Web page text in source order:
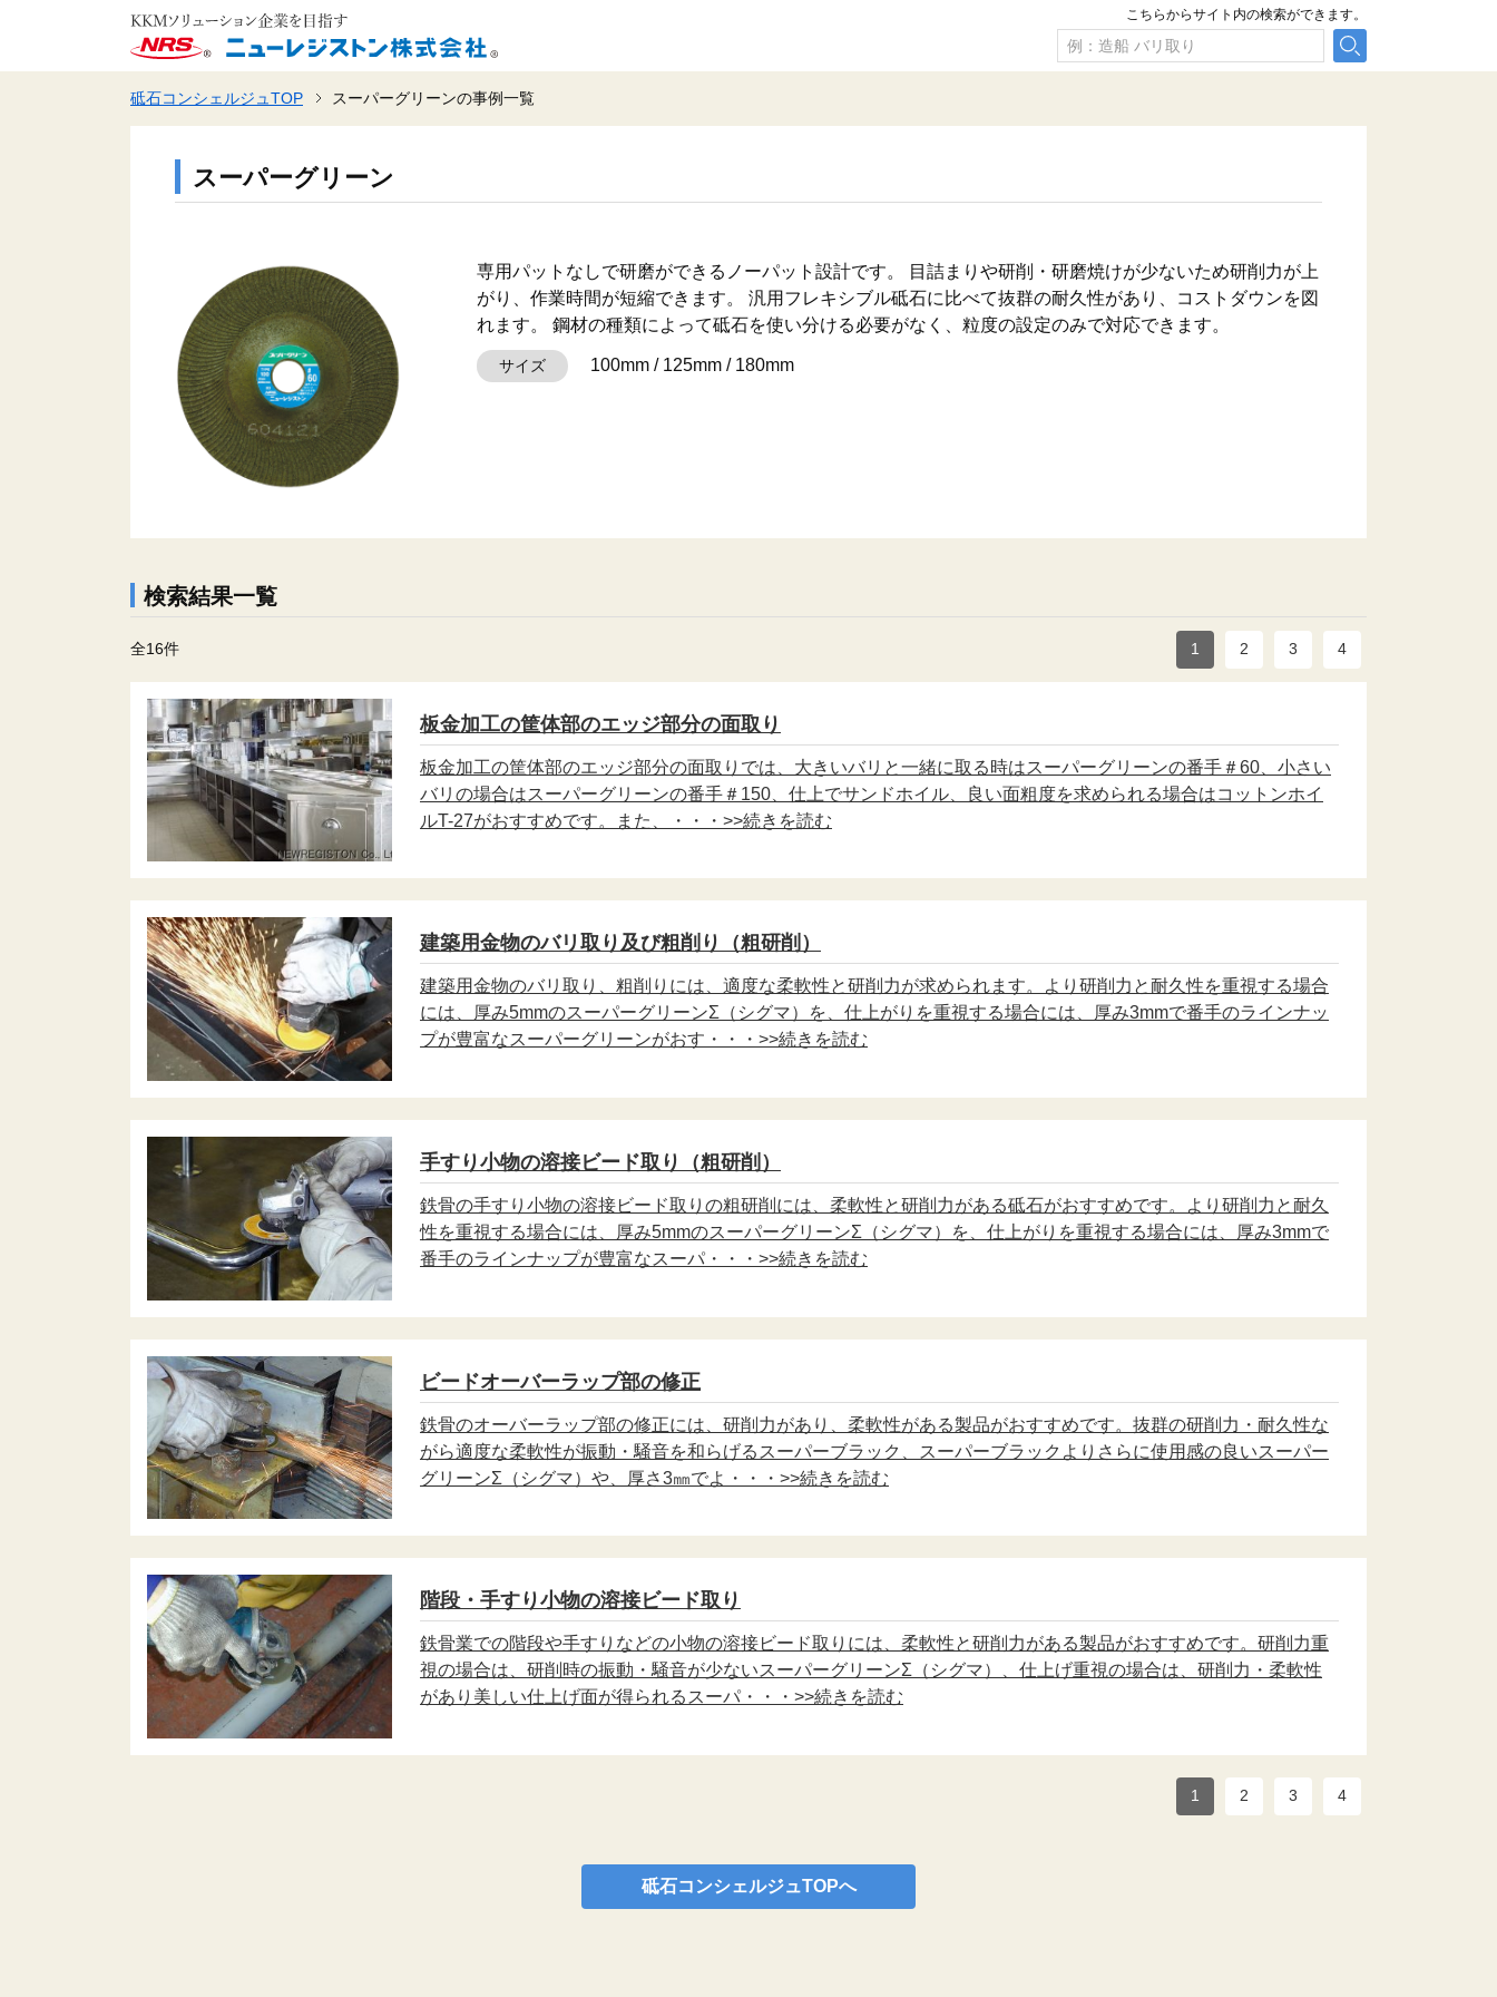
こちらからサイト内の検索ができます。
砥石コンシェルジュTOP スーパーグリーンの事例一覧
スーパーグリーン
専用パットなしで研磨ができるノーパット設計です。 目詰まりや研削・研磨焼けが少ないため研削力が上
がり、作業時間が短縮できます。 汎用フレキシブル砥石に比べて抜群の耐久性があり、コストダウンを図
れます。 鋼材の種類によって砥石を使い分ける必要がなく、粒度の設定のみで対応できます。
サイズ 100mm / 125mm / 180mm
検索結果一覧
全16件 1 2 3 4
板金加工の筐体部のエッジ部分の面取り
板金加工の筐体部のエッジ部分の面取りでは、大きいバリと一緒に取る時はスーパーグリーンの番手＃60、小さい
バリの場合はスーパーグリーンの番手＃150、仕上でサンドホイル、良い面粗度を求められる場合はコットンホイ
ルT-27がおすすめです。また、・・・>>続きを読む
建築用金物のバリ取り及び粗削り（粗研削）
建築用金物のバリ取り、粗削りには、適度な柔軟性と研削力が求められます。より研削力と耐久性を重視する場合
には、厚み5mmのスーパーグリーンΣ（シグマ）を、仕上がりを重視する場合には、厚み3mmで番手のラインナッ
プが豊富なスーパーグリーンがおす・・・>>続きを読む
手すり小物の溶接ビード取り（粗研削）
鉄骨の手すり小物の溶接ビード取りの粗研削には、柔軟性と研削力がある砥石がおすすめです。より研削力と耐久
性を重視する場合には、厚み5mmのスーパーグリーンΣ（シグマ）を、仕上がりを重視する場合には、厚み3mmで
番手のラインナップが豊富なスーパ・・・>>続きを読む
ビードオーバーラップ部の修正
鉄骨のオーバーラップ部の修正には、研削力があり、柔軟性がある製品がおすすめです。抜群の研削力・耐久性な
がら適度な柔軟性が振動・騒音を和らげるスーパーブラック、スーパーブラックよりさらに使用感の良いスーパー
グリーンΣ（シグマ）や、厚さ3㎜でよ・・・>>続きを読む
階段・手すり小物の溶接ビード取り
鉄骨業での階段や手すりなどの小物の溶接ビード取りには、柔軟性と研削力がある製品がおすすめです。研削力重
視の場合は、研削時の振動・騒音が少ないスーパーグリーンΣ（シグマ）、仕上げ重視の場合は、研削力・柔軟性
があり美しい仕上げ面が得られるスーパ・・・>>続きを読む
1 2 3 4
砥石コンシェルジュTOPへ